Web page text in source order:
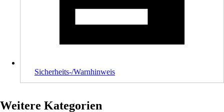
Sicherheits-/Warnhinweis
Weitere Kategorien